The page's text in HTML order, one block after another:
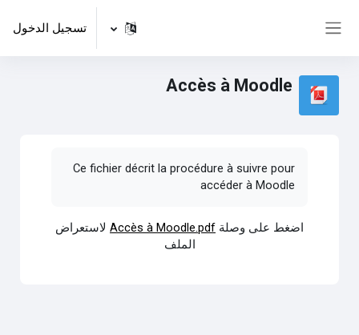
تسجيل الدخول
Accès à Moodle
Ce fichier décrit la procédure à suivre pour
accéder à Moodle
اضغط على وصلة Accès à Moodle.pdf لاستعراض
الملف